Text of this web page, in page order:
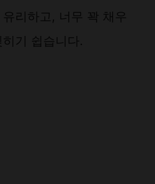
리하고, 너무 꽉 채우
기 쉽습니다.